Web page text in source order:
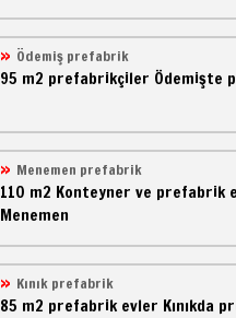
Ödemiş prefabrik
95 m2 prefabrikçiler Ödemişte
Menemen prefabrik
110 m2 Konteyner ve prefabrik
Menemen
Kınık prefabrik
85 m2 prefabrik evler Kınıkda